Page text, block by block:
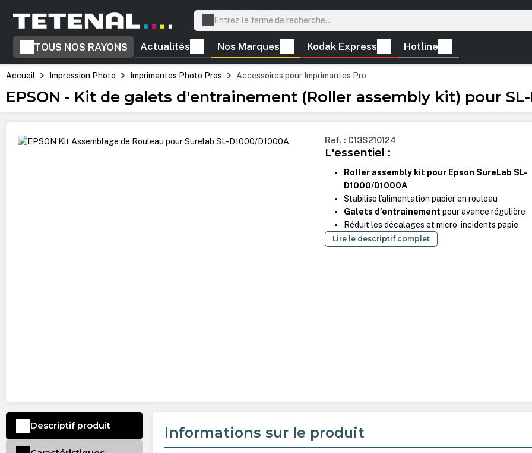
Passer à la navigation principale
TOUS NOS RAYONS Actualités Nos Marques Kodak Express Hotline
Accueil Impression Photo Imprimantes Photo Pros Accessoires pour Imprimantes Pro
EPSON - Kit de galets d'entrainement (Roller assembly kit) pour
Ignorer la galerie d'images Ref. : C13S210124
L'essentiel :
Roller assembly kit pour Epson SureLab SL-
D1000/D1000A
Stabilise l’alimentation papier en rouleau
Galets d'entrainement pour avance régulière
Réduit les décalages et micro-incidents papie
Lire le descriptif complet
Informations sur le produit
Descriptif produit